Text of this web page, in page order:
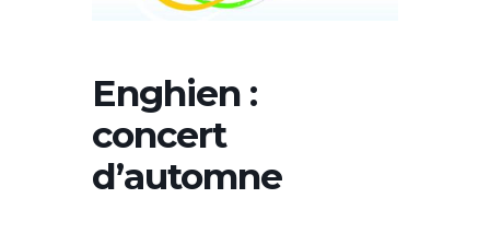
Enghien :
concert
d’automne